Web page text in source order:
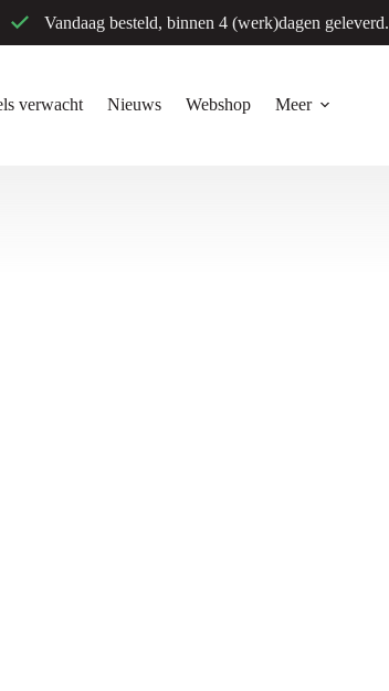
Vandaag besteld, binnen 4 (werk)dagen geleverd.
verwacht Nieuws Webshop Meer